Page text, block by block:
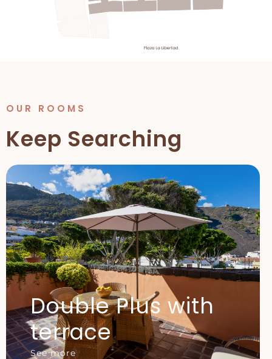
OUR ROOMS
Keep Searching
Double Plus with
terrace
See more